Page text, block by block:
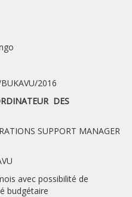
2016
DES
SUPPORT MANAGER
possibilité de
budgétaire